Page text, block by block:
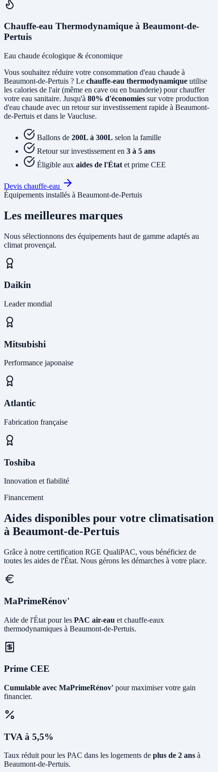
Chauffe-eau Thermodynamique à Beaumont-de-
Pertuis
Eau chaude écologique & économique
Vous souhaitez réduire votre consommation d'eau chaude à
Beaumont-de-Pertuis ? Le chauffe-eau thermodynamique utilise
les calories de l'air (même en cave ou en buanderie) pour chauffer
votre eau sanitaire. Jusqu'à 80% d'économies sur votre production
d'eau chaude avec un retour sur investissement rapide à Beaumont-
de-Pertuis et dans le Vaucluse.
Ballons de 200L à 300L selon la famille
Retour sur investissement en 3 à 5 ans
Éligible aux aides de l'État et prime CEE
Devis chauffe-eau
Équipements installés à Beaumont-de-Pertuis
Les meilleures marques
Nous sélectionnons des équipements haut de gamme adaptés au
climat provençal.
Daikin
Leader mondial
Mitsubishi
Performance japonaise
Atlantic
Fabrication française
Toshiba
Innovation et fiabilité
Financement
Aides disponibles pour votre climatisation
à Beaumont-de-Pertuis
Grâce à notre certification RGE QualiPAC, vous bénéficiez de
toutes les aides de l'État. Nous gérons les démarches à votre place.
MaPrimeRénov'
Aide de l'État pour les PAC air-eau et chauffe-eaux
thermodynamiques à Beaumont-de-Pertuis.
Prime CEE
Cumulable avec MaPrimeRénov' pour maximiser votre gain
financier.
TVA à 5,5%
Taux réduit pour les PAC dans les logements de plus de 2 ans à
Beaumont-de-Pertuis.